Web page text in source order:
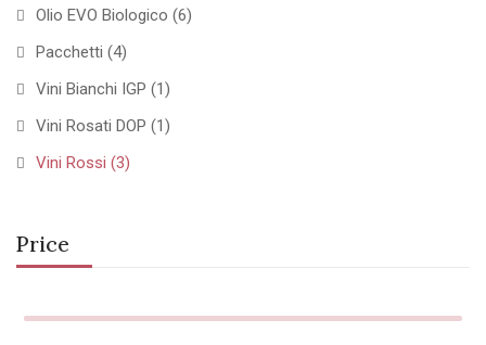
Olio EVO Biologico (6)
Pacchetti (4)
Vini Bianchi IGP (1)
Vini Rosati DOP (1)
Vini Rossi (3)
Price